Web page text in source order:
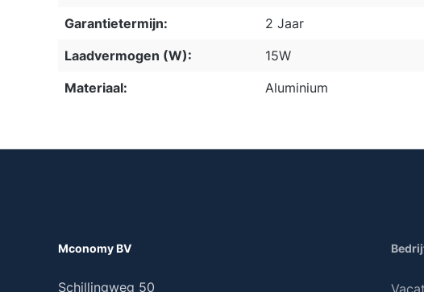
Garantietermijn:
2 Jaar
Laadvermogen (W):
15W
Materiaal:
Aluminium
Mconomy BV
Schillingweg 50